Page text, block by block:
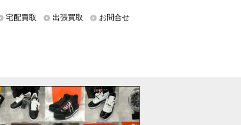
宅配買取 出張買取 お問合せ